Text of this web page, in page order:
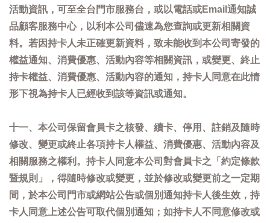
活動資訊，可至全台門市服務台，或以電話或Email通知誠
品顧客服務中心，以利本公司儘速為您查詢或更新相關資
料。若因持卡人未正確更新資料，致未能收到本公司寄發的
權益通知、消費優惠、活動內容等相關資訊，或變更、終止
持卡權益、消費優惠、活動內容的通知，持卡人同意在此情
形下視為持卡人已經收到該等資訊或通知。
十一、本公司保留會員卡之核發、續卡、停用、註銷及隨時
修改、變更或終止各項持卡人權益、消費優惠、活動內容及
相關服務之權利。持卡人同意本公司對會員卡之「約定條款
暨規則」，得隨時修改或變更，並於修改或變更前之一定期
間，於本公司門市或網站公告或個別通知持卡人後生效，持
卡人同意上述公告可取代個別通知；如持卡人不同意修改或